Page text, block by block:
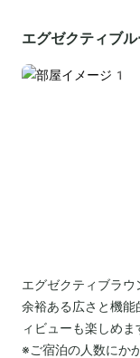
エグゼクティブル
エグゼクティブラウ
余裕ある広さと機
ィビューも楽しめま
※ご宿泊の人数にか